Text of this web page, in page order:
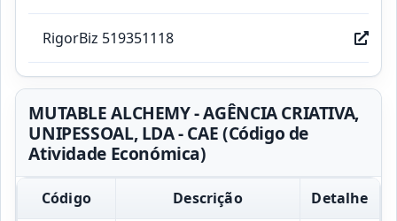
RigorBiz 519351118
MUTABLE ALCHEMY - AGÊNCIA CRIATIVA,
UNIPESSOAL, LDA - CAE (Código de
Atividade Económica)
Código Descrição Detalhe